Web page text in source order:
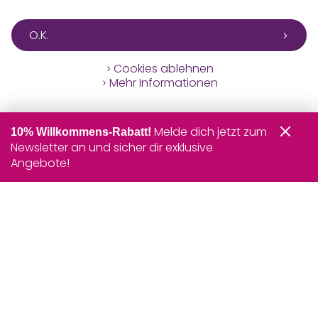
O.K.
Cookies ablehnen
Mehr Informationen
10% Willkommens-Rabatt! Melde dich jetzt zum
Newsletter an und sicher dir exklusive
Angebote!